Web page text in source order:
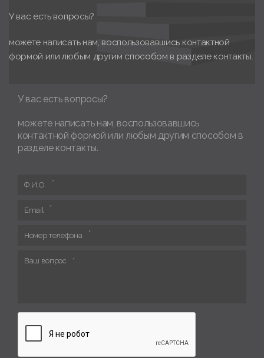
У вас есть вопросы?
можете написать нам, воспользовавшись контактной
формой или любым другим способом в разделе контакты.
У вас есть вопросы?
можете написать нам, воспользовавшись
контактной формой или любым другим способом в
разделе контакты.
Ф.И.О.
Email
Номер телефона
Ваш вопрос